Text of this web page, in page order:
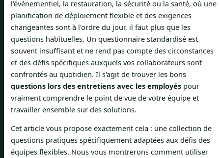
l'événementiel, la restauration, la sécurité ou la santé, où une
planification de déploiement flexible et des exigences
changeantes sont à l'ordre du jour, il faut plus que les
questions habituelles. Un questionnaire standardisé est
souvent insuffisant et ne rend pas compte des circonstances
et des défis spécifiques auxquels vos collaborateurs sont
confrontés au quotidien. Il s'agit de trouver les bons
questions lors des entretiens avec les employés pour
vraiment comprendre le point de vue de votre équipe et
travailler ensemble sur des solutions.
Cet article vous propose exactement cela : une collection de
questions pratiques spécifiquement adaptées aux défis des
équipes flexibles. Nous vous montrerons comment utiliser